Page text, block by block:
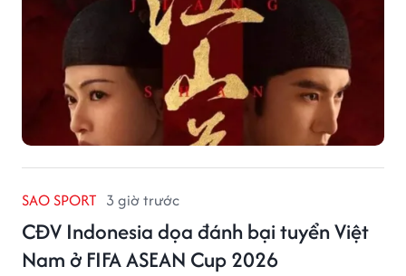
SAO SPORT 3 giờ trước
CĐV Indonesia dọa đánh bại tuyển Việt
Nam ở FIFA ASEAN Cup 2026